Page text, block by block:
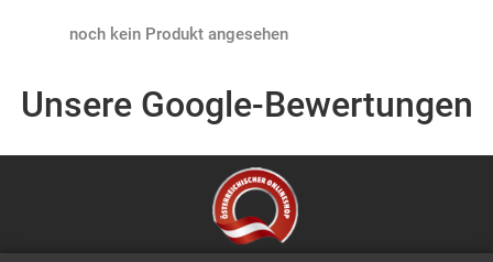
Products not found
Unsere Google-Bewertungen